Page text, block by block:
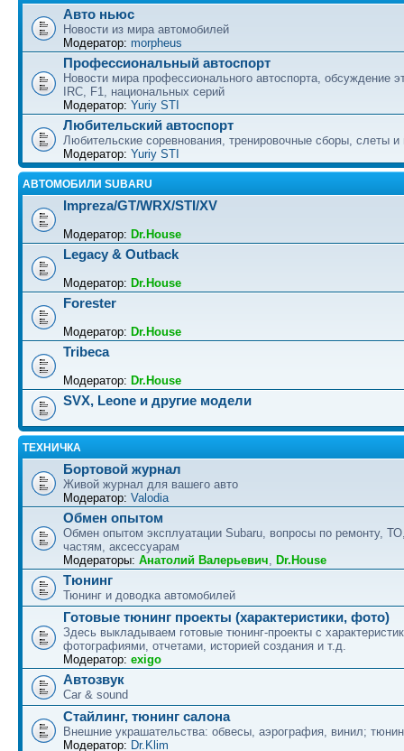
Авто ньюс
Новости из мира автомобилей
Модератор: morpheus
Профессиональный автоспорт
Новости мира профессионального автоспорта, обсуждение
IRC, F1, национальных серий
Модератор: Yuriy STI
Любительский автоспорт
Любительские соревнования, тренировочные сборы, слеты и
Модератор: Yuriy STI
АВТОМОБИЛИ SUBARU
Impreza/GT/WRX/STI/XV
Модератор: Dr.House
Legacy & Outback
Модератор: Dr.House
Forester
Модератор: Dr.House
Tribeca
Модератор: Dr.House
SVX, Leone и другие модели
ТЕХНИЧКА
Бортовой журнал
Живой журнал для вашего авто
Модератор: Valodia
Обмен опытом
Обмен опытом эксплуатации Subaru, вопросы по ремонту,
частям, аксессуарам
Модераторы: Анатолий Валерьевич, Dr.House
Тюнинг
Тюнинг и доводка автомобилей
Готовые тюнинг проекты (характеристики, фото)
Здесь выкладываем готовые тюнинг-проекты с
фотографиями, отчетами, историей создания и т.д.
Модератор: exigo
Автозвук
Car & sound
Стайлинг, тюнинг салона
Внешние украшательства: обвесы, аэрография, винил;
Модератор: Dr.Klim